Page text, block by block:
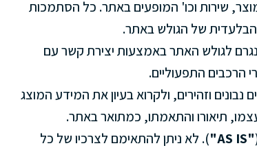
שירות וכו' המופעים באתר. כל הסתמכות
הבלעדית של הגולש באתר.
לגולש האתר באמצעות יצירת קשר עם
הרכבים התפעוליים.
וזהירים, ולקרוא בעיון את המידע המוצג
תיאורו והתאמתו, כמתואר באתר.
"AS IS"
). לא ניתן להתאימם לצרכיו של כל